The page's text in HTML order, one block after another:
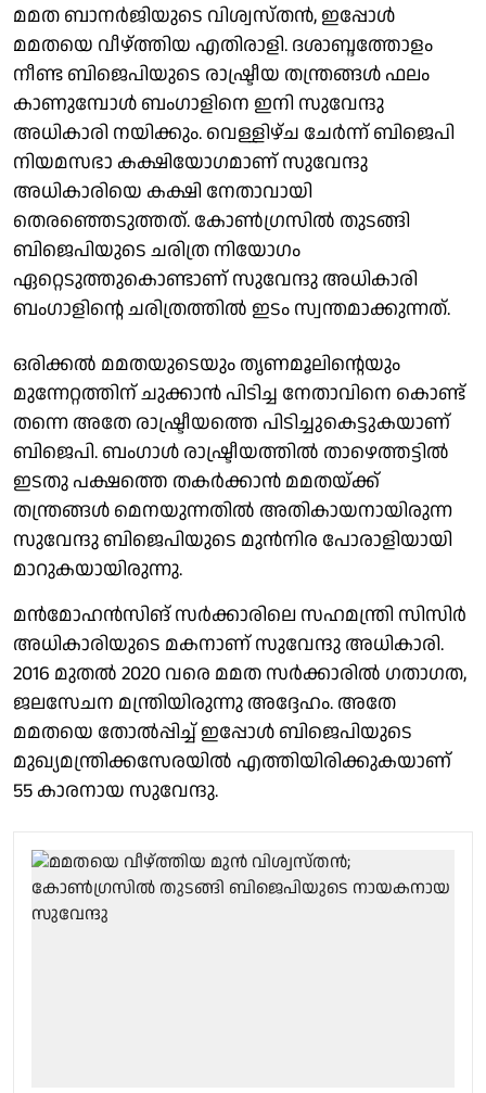
മമത ബാനര്‍ജിയുടെ വിശ്വസ്തന്‍, ഇപ്പോള്‍
മമതയെ വീഴ്ത്തിയ എതിരാളി. ദശാബ്ദത്തോളം
നീണ്ട ബിജെപിയുടെ രാഷ്ട്രീയ തന്ത്രങ്ങള്‍ ഫലം
കാണുമ്പോള്‍ ബംഗാളിനെ ഇനി സുവേന്ദു
അധികാരി നയിക്കും. വെള്ളിഴ്ച ചേര്‍ന്ന് ബിജെപി
നിയമസഭാ കക്ഷിയോഗമാണ് സുവേന്ദു
അധികാരിയെ കക്ഷി നേതാവായി
തെരഞ്ഞെടുത്തത്. കോണ്‍ഗ്രസില്‍ തുടങ്ങി
ബിജെപിയുടെ ചരിത്ര നിയോഗം
ഏറ്റെടുത്തുകൊണ്ടാണ് സുവേന്ദു അധികാരി
ബംഗാളിന്റെ ചരിത്രത്തില്‍ ഇടം സ്വന്തമാക്കുന്നത്.
ഒരിക്കല്‍ മമതയുടെയും തൃണമൂലിന്റെയും
മുന്നേറ്റത്തിന് ചുക്കാന്‍ പിടിച്ച നേതാവിനെ കൊണ്ട്
തന്നെ അതേ രാഷ്ട്രീയത്തെ പിടിച്ചുകെട്ടുകയാണ്
ബിജെപി. ബംഗാള്‍ രാഷ്ട്രീയത്തില്‍ താഴെത്തട്ടില്‍
ഇടതു പക്ഷത്തെ തകര്‍ക്കാന്‍ മമതയ്ക്ക്
തന്ത്രങ്ങള്‍ മെനയുന്നതില്‍ അതികായനായിരുന്ന
സുവേന്ദു ബിജെപിയുടെ മുന്‍നിര പോരാളിയായി
മാറുകയായിരുന്നു.
മന്‍മോഹന്‍സിങ് സര്‍ക്കാരിലെ സഹമന്ത്രി സിസിര്‍
അധികാരിയുടെ മകനാണ് സുവേന്ദു അധികാരി.
2016 മുതല്‍ 2020 വരെ മമത സര്‍ക്കാരില്‍ ഗതാഗത,
ജലസേചന മന്ത്രിയിരുന്നു അദ്ദേഹം. അതേ
മമതയെ തോല്‍പ്പിച്ച് ഇപ്പോള്‍ ബിജെപിയുടെ
മുഖ്യമന്ത്രിക്കസേരയില്‍ എത്തിയിരിക്കുകയാണ്
55 കാരനായ സുവേന്ദു.